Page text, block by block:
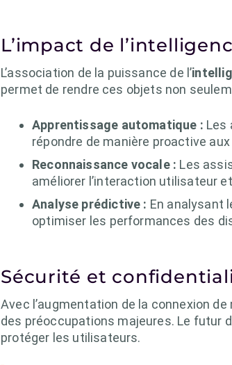
L’impact de
L’association de la puissance de l’
permet de rendre ces objets non
Apprentissage automatique : Les
répondre de manière proactive
Reconnaissance vocale : Les
améliorer l’interaction utilisateur
Analyse prédictive : En analysant
optimiser les performances des
Sécurité et
Avec l’augmentation de la connexion
des préoccupations majeures. Le futur
protéger les utilisateurs.